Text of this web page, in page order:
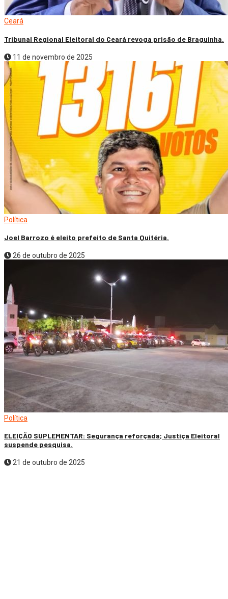
Ceará
Tribunal Regional Eleitoral do Ceará revoga prisão de Braguinha.
11 de novembro de 2025
Política
Joel Barrozo é eleito prefeito de Santa Quitéria.
26 de outubro de 2025
Política
ELEIÇÃO SUPLEMENTAR: Segurança reforçada; Justiça Eleitoral
suspende pesquisa.
21 de outubro de 2025